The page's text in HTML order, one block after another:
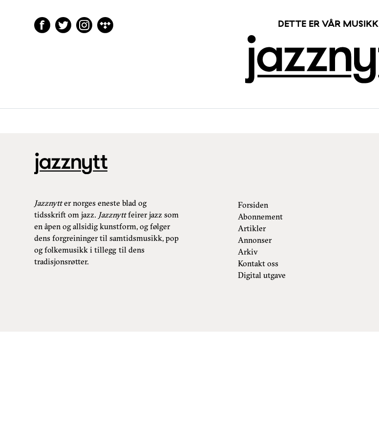
DETTE ER VÅR MUSIKK
Jazznytter norges eneste blad og
tidsskrift om jazz. Jazznyttfeirer jazz som
en åpen og allsidig kunstform, og følger
dens forgreininger til samtidsmusikk, pop
og folkemusikk i tillegg til dens
tradisjonsrøtter.
Forsiden
Abonnement
Artikler
Annonser
Arkiv
Kontakt oss
Digital utgave